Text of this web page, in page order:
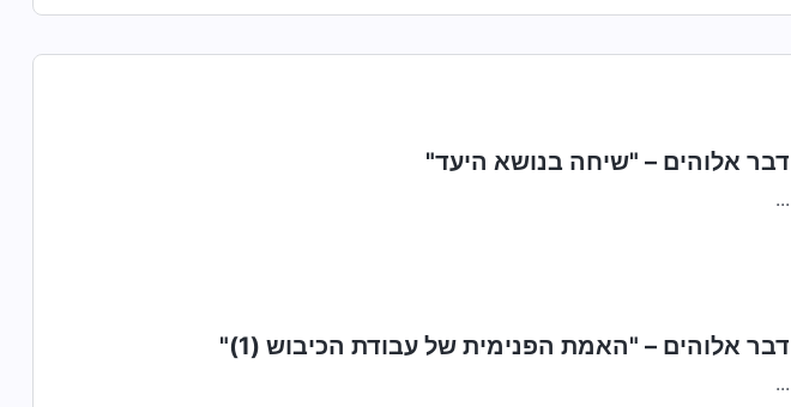
דבר אלוהים – "שיחה בנושא היעד"
...
דבר אלוהים – "האמת הפנימית של עבודת הכיבוש (1)"
...